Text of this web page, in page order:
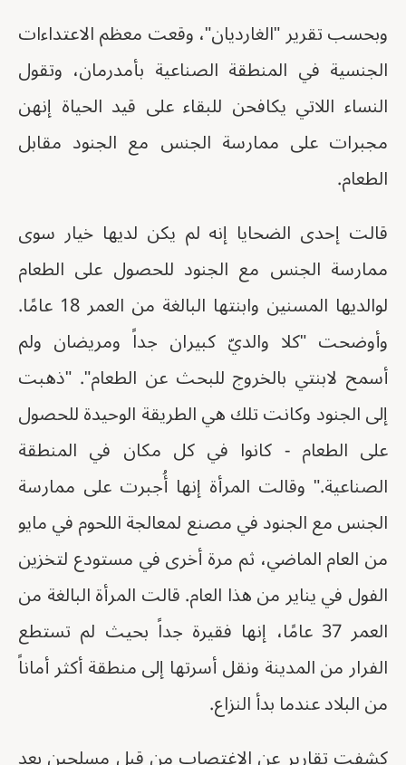
وبحسب تقرير "الغارديان"، وقعت معظم الاعتداءات
الجنسية في المنطقة الصناعية بأمدرمان، وتقول
النساء اللاتي يكافحن للبقاء على قيد الحياة إنهن
مجبرات على ممارسة الجنس مع الجنود مقابل
الطعام.
قالت إحدى الضحايا إنه لم يكن لديها خيار سوى
ممارسة الجنس مع الجنود للحصول على الطعام
لوالديها المسنين وابنتها البالغة من العمر 18 عامًا.
وأوضحت "كلا والديّ كبيران جداً ومريضان ولم
أسمح لابنتي بالخروج للبحث عن الطعام". "ذهبت
إلى الجنود وكانت تلك هي الطريقة الوحيدة للحصول
على الطعام - كانوا في كل مكان في المنطقة
الصناعية." وقالت المرأة إنها أُجبرت على ممارسة
الجنس مع الجنود في مصنع لمعالجة اللحوم في مايو
من العام الماضي، ثم مرة أخرى في مستودع لتخزين
الفول في يناير من هذا العام. قالت المرأة البالغة من
العمر 37 عامًا، إنها فقيرة جداً بحيث لم تستطع
الفرار من المدينة ونقل أسرتها إلى منطقة أكثر أماناً
من البلاد عندما بدأ النزاع.